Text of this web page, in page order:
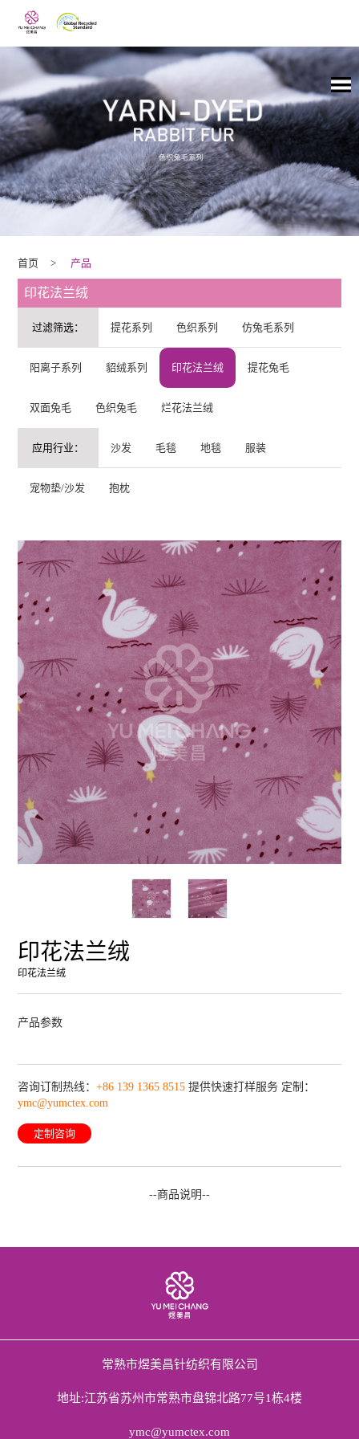
首页 > 产品
印花法兰绒
过滤筛选： 提花系列 色织系列 仿兔毛系列
阳离子系列 貂绒系列 印花法兰绒 提花兔毛
双面兔毛 色织兔毛 烂花法兰绒
应用行业： 沙发 毛毯 地毯 服装
宠物垫/沙发 抱枕
印花法兰绒
印花法兰绒
产品参数
咨询订制热线：+86 139 1365 8515 提供快速打样服务 定制：
ymc@yumctex.com
定制咨询
--商品说明--
常熟市煜美昌针纺织有限公司
地址:江苏省苏州市常熟市盘锦北路77号1栋4楼
ymc@yumctex.com